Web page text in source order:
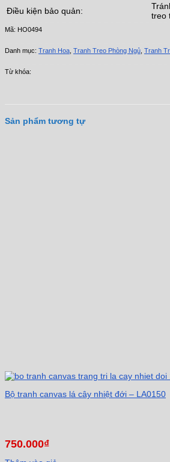
Điều kiện bảo quản:
treo
Mã: HO0494
Danh mục: Tranh Hoa Tranh Treo Phòng Ngủ Tranh
Từ khóa:
Sản phẩm tương tự
Bộ tranh canvas lá cây nhiệt đới – LA0150
750.000₫